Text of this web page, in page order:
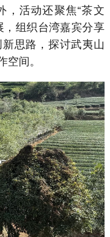
，活动还聚焦“茶文
，组织台湾嘉宾分享
思路，探讨武夷山
空间。